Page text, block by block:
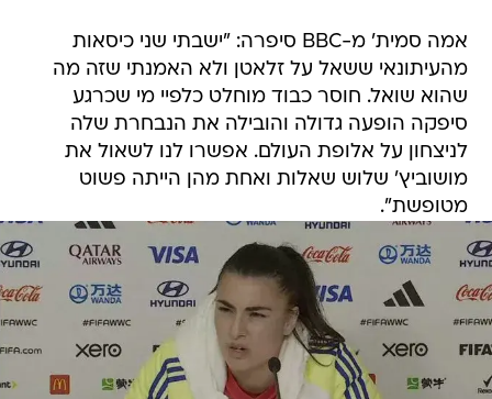
אמה סמית' מ-BBC סיפרה: "ישבתי שני כיסאות
מהעיתונאי ששאל על זלאטן ולא האמנתי שזה מה
שהוא שואל. חוסר כבוד מוחלט כלפיי מי שכרגע
סיפקה הופעה גדולה והובילה את הנבחרת שלה
לניצחון על אלופת העולם. אפשרו לנו לשאול את
מושוביץ' שלוש שאלות ואחת מהן הייתה פשוט
מטופשת".